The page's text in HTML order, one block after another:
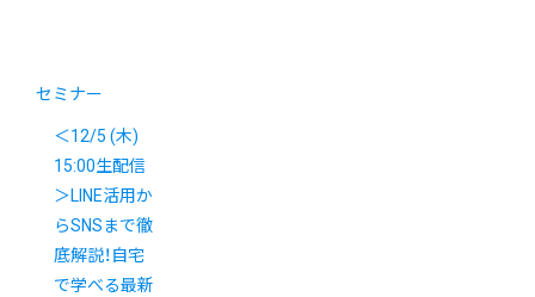
セミナー
＜12/5 (木)
15:00生配信
＞LINE活用か
らSNSまで徹
底解説！自宅
で学べる最新